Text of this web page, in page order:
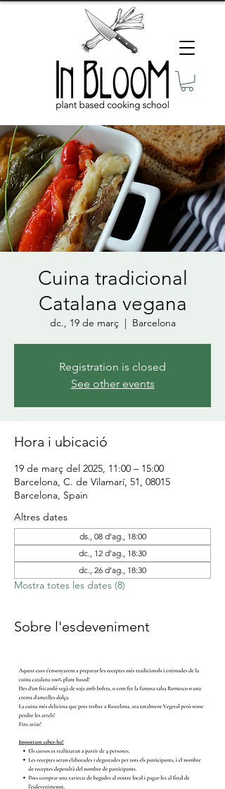
Cuina tradicional
Catalana vegana
dc., 19 de març
  |
Barcelona
Registration is closed
See other events
Hora i ubicació
19 de març del 2025, 11:00 – 15:00
Barcelona, C. de Vilamarí, 51, 08015
Barcelona, Spain
Altres dates
ds., 08 d’ag., 18:00
dc., 12 d’ag., 18:30
dc., 26 d’ag., 18:30
Mostra totes les dates (8)
Sobre l'esdeveniment